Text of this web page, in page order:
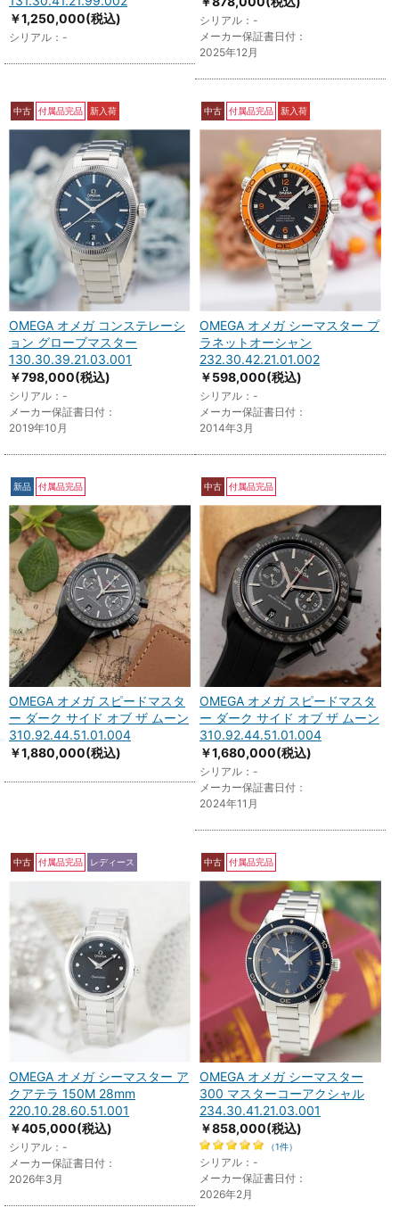
￥1,250,000(税込)
シリアル：-
シリアル：-
メーカー保証書日付：
2025年12月
中古 付属品完品 新入荷
OMEGA オメガ コンステレーシ
ョン グローブマスター
130.30.39.21.03.001
￥798,000(税込)
シリアル：-
メーカー保証書日付：
2019年10月
中古 付属品完品 新入荷
OMEGA オメガ シーマスター プ
ラネットオーシャン
232.30.42.21.01.002
￥598,000(税込)
シリアル：-
メーカー保証書日付：
2014年3月
新品 付属品完品
OMEGA オメガ スピードマスタ
ー ダーク サイド オブ ザ ムーン
310.92.44.51.01.004
￥1,880,000(税込)
中古 付属品完品
OMEGA オメガ スピードマスタ
ー ダーク サイド オブ ザ ムーン
310.92.44.51.01.004
￥1,680,000(税込)
シリアル：-
メーカー保証書日付：
2024年11月
中古 付属品完品 レディース
OMEGA オメガ シーマスター ア
クアテラ 150M 28mm
220.10.28.60.51.001
￥405,000(税込)
シリアル：-
メーカー保証書日付：
2026年3月
中古 付属品完品
OMEGA オメガ シーマスター
300 マスターコーアクシャル
234.30.41.21.03.001
￥858,000(税込)
（1件）
シリアル：-
メーカー保証書日付：
2026年2月